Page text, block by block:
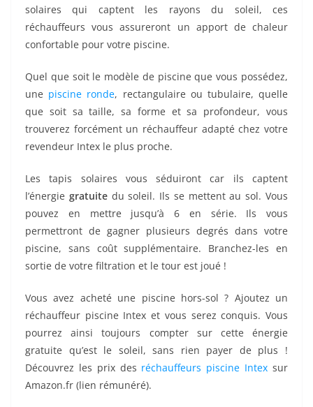
solaires qui captent les rayons du soleil, ces
réchauffeurs vous assureront un apport de chaleur
confortable pour votre piscine.
Quel que soit le modèle de piscine que vous possédez,
une piscine ronde, rectangulaire ou tubulaire, quelle
que soit sa taille, sa forme et sa profondeur, vous
trouverez forcément un réchauffeur adapté chez votre
revendeur Intex le plus proche.
Les tapis solaires vous séduiront car ils captent
l’énergie gratuitedu soleil. Ils se mettent au sol. Vous
pouvez en mettre jusqu’à 6 en série. Ils vous
permettront de gagner plusieurs degrés dans votre
piscine, sans coût supplémentaire. Branchez-les en
sortie de votre filtration et le tour est joué !
Vous avez acheté une piscine hors-sol ? Ajoutez un
réchauffeur piscine Intex et vous serez conquis. Vous
pourrez ainsi toujours compter sur cette énergie
gratuite qu’est le soleil, sans rien payer de plus !
Découvrez les prix des réchauffeurs piscine Intex sur
Amazon.fr (lien rémunéré).